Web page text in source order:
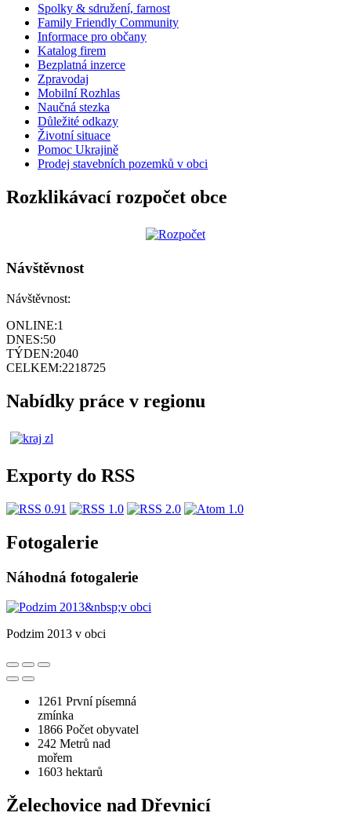
Spolky & sdružení, farnost
Family Friendly Community
Informace pro občany
Katalog firem
Bezplatná inzerce
Zpravodaj
Mobilní Rozhlas
Naučná stezka
Důležité odkazy
Životní situace
Pomoc Ukrajině
Prodej stavebních pozemků v obci
Rozklikávací rozpočet obce
Návštěvnost
Návštěvnost:
ONLINE:1
DNES:50
TÝDEN:2040
CELKEM:2218725
Nabídky práce v regionu
Exporty do RSS
Fotogalerie
Náhodná fotogalerie
Podzim 2013 v obci
1261 První písemná
zmínka
1866 Počet obyvatel
242 Metrů nad
mořem
1603 hektarů
Želechovice nad Dřevnicí